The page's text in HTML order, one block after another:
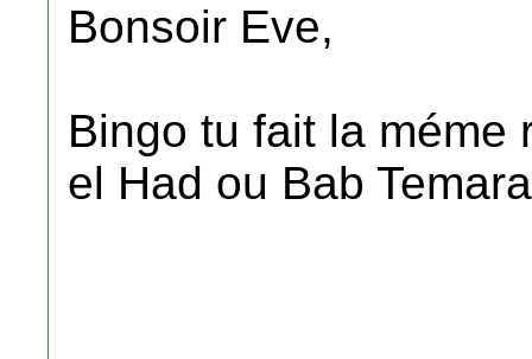
Bonsoir Eve,
Bingo tu fait la méme
el Had ou Bab